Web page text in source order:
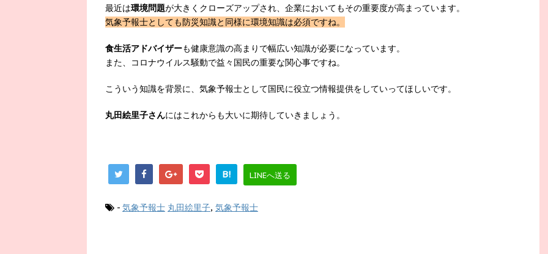
最近は環境問題が大きくクローズアップされ、企業においてもその重要度が高まっています。
気象予報士としても防災知識と同様に環境知識は必須ですね。
食生活アドバイザーも健康意識の高まりで幅広い知識が必要になっています。
また、コロナウイルス騒動で益々国民の重要な関心事ですね。
こういう知識を背景に、気象予報士として国民に役立つ情報提供をしていってほしいです。
丸田絵里子さんにはこれからも大いに期待していきましょう。
B! LINEへ送る
- 気象予報士 丸田絵里子, 気象予報士